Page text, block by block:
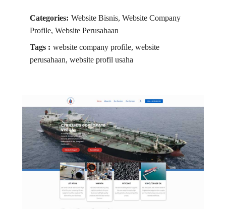
Categories: Website Bisnis, Website Company
Profile, Website Perusahaan
Tags : website company profile, website
perusahaan, website profil usaha